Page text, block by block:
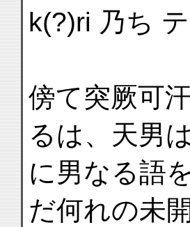
k(?)ri 乃ち
傍て突厥可
るは、天男
に男なる語
だ何れの未